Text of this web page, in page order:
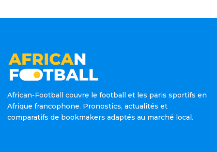
African-Football couvre le football et les paris sportifs en
Afrique francophone. Pronostics, actualités et
comparatifs de bookmakers adaptés au marché local.